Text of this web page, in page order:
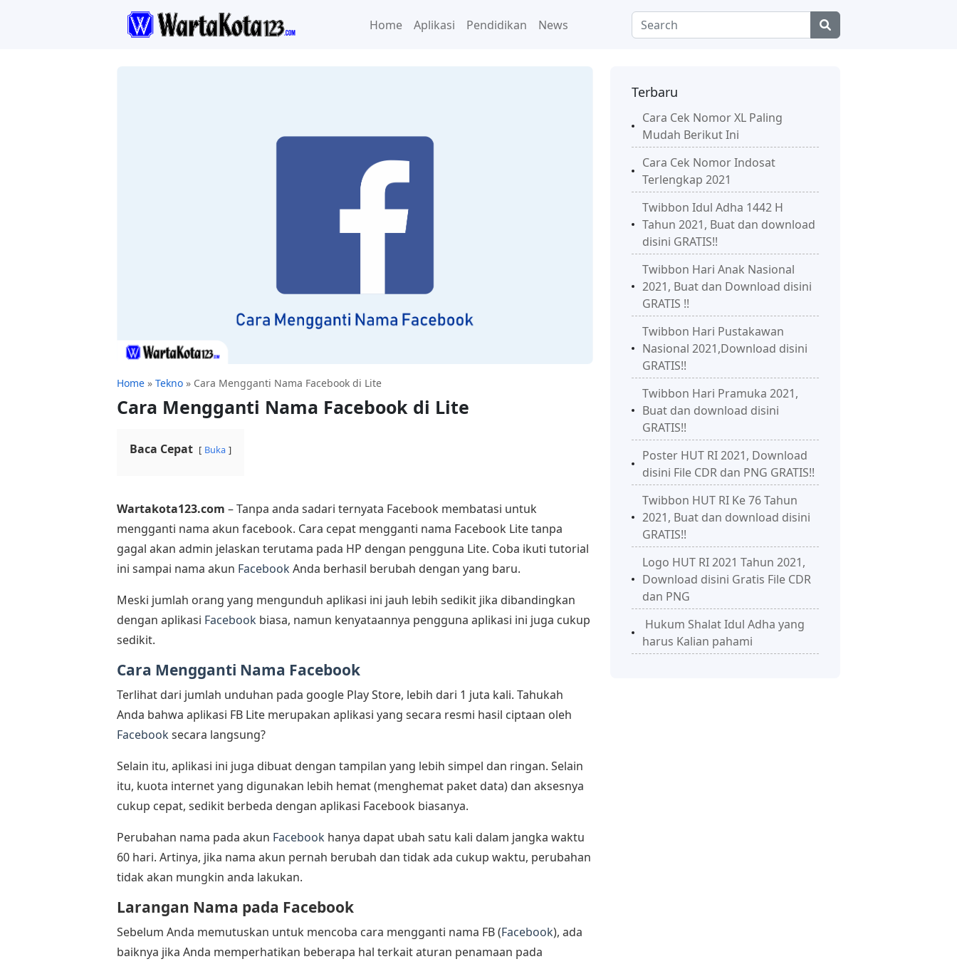
Home Aplikasi Pendidikan News
Home » Tekno » Cara Mengganti Nama Facebook di Lite
Cara Mengganti Nama Facebook di Lite
Baca Cepat Buka
Wartakota123.com – Tanpa anda sadari ternyata Facebook membatasi untuk
mengganti nama akun facebook. Cara cepat mengganti nama Facebook Lite tanpa
gagal akan admin jelaskan terutama pada HP dengan pengguna Lite. Coba ikuti tutorial
ini sampai nama akun FacebookAnda berhasil berubah dengan yang baru.
Meski jumlah orang yang mengunduh aplikasi ini jauh lebih sedikit jika dibandingkan
dengan aplikasi Facebook biasa, namun kenyataannya pengguna aplikasi ini juga cukup
sedikit.
Cara Mengganti Nama Facebook
Terlihat dari jumlah unduhan pada google Play Store, lebih dari 1 juta kali. Tahukah
Anda bahwa aplikasi FB Lite merupakan aplikasi yang secara resmi hasil ciptaan oleh
Facebooksecara langsung?
Selain itu, aplikasi ini juga dibuat dengan tampilan yang lebih simpel dan ringan. Selain
itu, kuota internet yang digunakan lebih hemat (menghemat paket data) dan aksesnya
cukup cepat, sedikit berbeda dengan aplikasi Facebook biasanya.
Perubahan nama pada akun Facebook hanya dapat ubah satu kali dalam jangka waktu
60 hari. Artinya, jika nama akun pernah berubah dan tidak ada cukup waktu, perubahan
tidak akan mungkin anda lakukan.
Larangan Nama pada Facebook
Sebelum Anda memutuskan untuk mencoba cara mengganti nama FB (Facebook), ada
baiknya jika Anda memperhatikan beberapa hal terkait aturan penamaan pada
Terbaru
Cara Cek Nomor XL Paling
Mudah Berikut Ini
Cara Cek Nomor Indosat
Terlengkap 2021
Twibbon Idul Adha 1442 H
Tahun 2021, Buat dan download
disini GRATIS!!
Twibbon Hari Anak Nasional
2021, Buat dan Download disini
GRATIS !!
Twibbon Hari Pustakawan
Nasional 2021,Download disini
GRATIS!!
Twibbon Hari Pramuka 2021,
Buat dan download disini
GRATIS!!
Poster HUT RI 2021, Download
disini File CDR dan PNG GRATIS!!
Twibbon HUT RI Ke 76 Tahun
2021, Buat dan download disini
GRATIS!!
Logo HUT RI 2021 Tahun 2021,
Download disini Gratis File CDR
dan PNG
Hukum Shalat Idul Adha yang
harus Kalian pahami